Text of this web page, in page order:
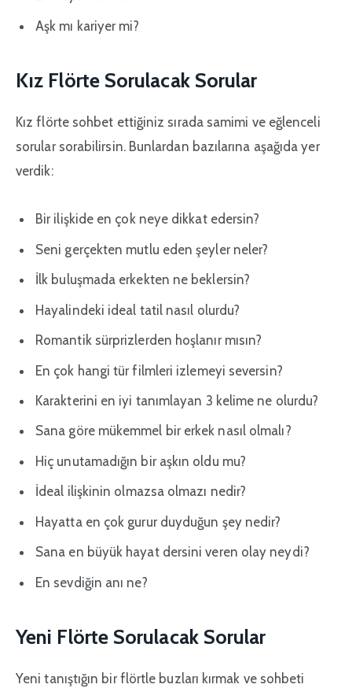
Aşk mı kariyer mi?
Kız Flörte Sorulacak Sorular
Kız flörte sohbet ettiğiniz sırada samimi ve eğlenceli
sorular sorabilirsin. Bunlardan bazılarına aşağıda yer
verdik:
Bir ilişkide en çok neye dikkat edersin?
Seni gerçekten mutlu eden şeyler neler?
İlk buluşmada erkekten ne beklersin?
Hayalindeki ideal tatil nasıl olurdu?
Romantik sürprizlerden hoşlanır mısın?
En çok hangi tür filmleri izlemeyi seversin?
Karakterini en iyi tanımlayan 3 kelime ne olurdu?
Sana göre mükemmel bir erkek nasıl olmalı?
Hiç unutamadığın bir aşkın oldu mu?
İdeal ilişkinin olmazsa olmazı nedir?
Hayatta en çok gurur duyduğun şey nedir?
Sana en büyük hayat dersini veren olay neydi?
En sevdiğin anı ne?
Yeni Flörte Sorulacak Sorular
Yeni tanıştığın bir flörtle buzları kırmak ve sohbeti